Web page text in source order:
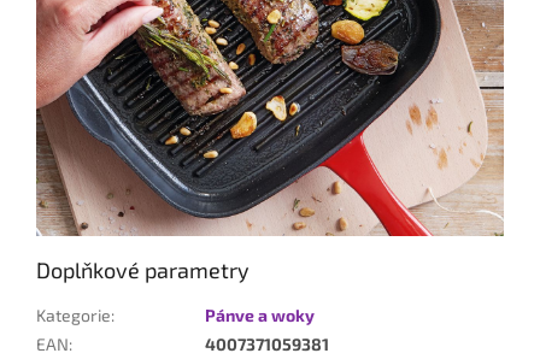
Doplňkové parametry
Kategorie:
Pánve a woky
EAN:
4007371059381